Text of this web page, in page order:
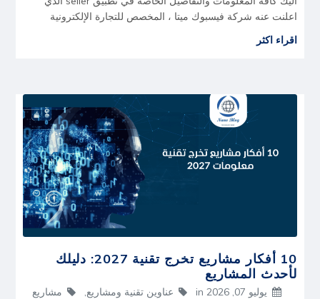
اعلنت عنه شركة فيسبوك ميتا ، المخصص للتجارة الإلكترونية
اقراء اكثر
10 أفكار مشاريع تخرج تقنية 2027: دليلك
لأحدث المشاريع
يوليو 07, 2026 in عناوين تقنية ومشاريع,
مشاريع